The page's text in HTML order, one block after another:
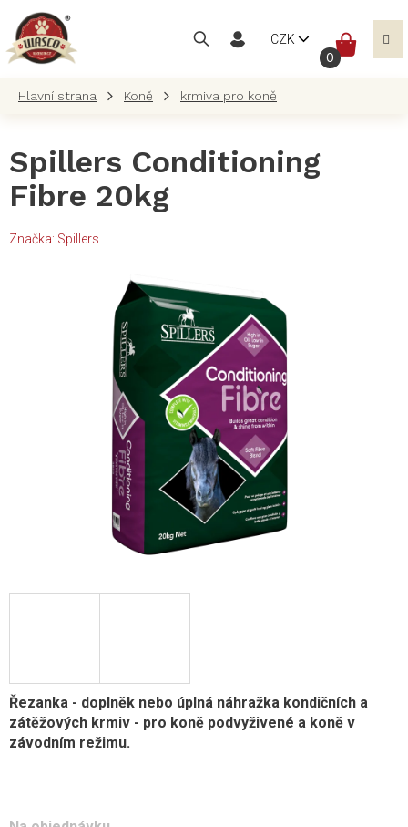
obsah
CZK
Koně krmiva pro koně
Spillers Conditioning
Fibre 20kg
Značka: Spillers
Řezanka - doplněk nebo úplná náhražka kondičních a
zátěžových krmiv - pro koně podvyživené a koně v
závodním režimu.